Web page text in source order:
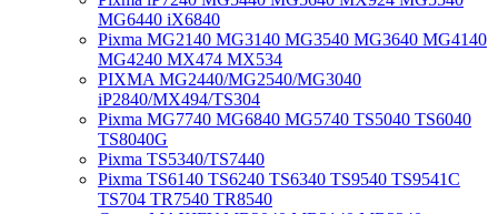
MG6440 iX6840
Pixma MG2140 MG3140 MG3540 MG3640 MG4140
MG4240 MX474 MX534
PIXMA MG2440/MG2540/MG3040
iP2840/MX494/TS304
Pixma MG7740 MG6840 MG5740 TS5040 TS6040
TS8040G
Pixma TS5340/TS7440
Pixma TS6140 TS6240 TS6340 TS9540 TS9541C
TS704 TR7540 TR8540